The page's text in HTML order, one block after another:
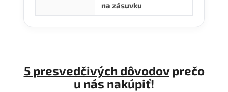
na zásuvku
5 presvedčivých dôvodovprečo
u nás nakúpiť!